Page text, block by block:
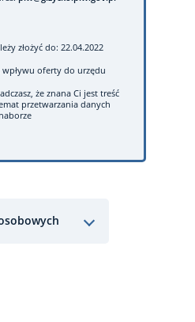
złożyć do: 22.04.2022
wpływu oferty do urzędu
że znana Ci jest treść
przetwarzania danych